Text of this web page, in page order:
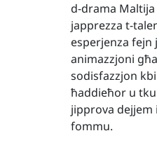
d-drama
japprezza t-
esperjenza
animazzjoni
sodisfazzjon
ħaddieħor u
jipprova
fommu.